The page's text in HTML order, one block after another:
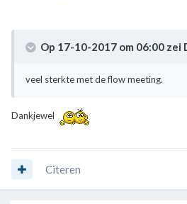
Op 17-10-2017 om 06:00 zei
veel sterkte met de flow meeting.
Dankjewel
Citeren